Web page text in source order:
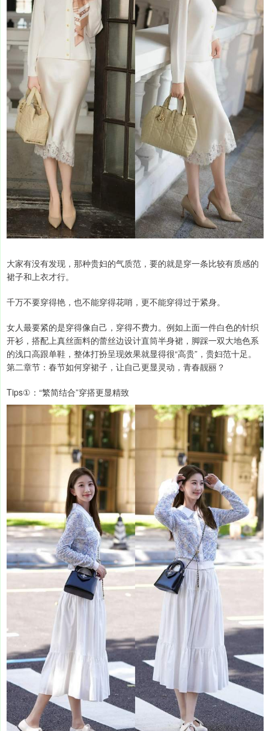
大家有没有发现，那种贵妇的气质范，要的就是穿一条比较有质感的
裙子和上衣才行。
千万不要穿得艳，也不能穿得花哨，更不能穿得过于紧身。
女人最要紧的是穿得像自己，穿得不费力。例如上面一件白色的针织
开衫，搭配上真丝面料的蕾丝边设计直筒半身裙，脚踩一双大地色系
的浅口高跟单鞋，整体打扮呈现效果就显得很“高贵”，贵妇范十足。
第二章节：春节如何穿裙子，让自己更显灵动，青春靓丽？
Tips①：“繁简结合”穿搭更显精致